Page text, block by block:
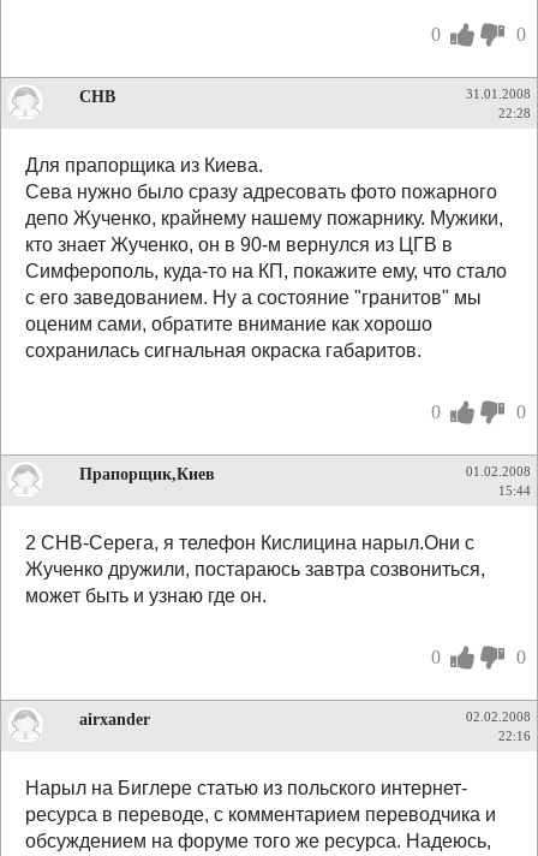
0 0
СНВ
31.01.2008
22:28
Для прапорщика из Киева.
Сева нужно было сразу адресовать фото пожарного
депо Жученко, крайнему нашему пожарнику. Мужики,
кто знает Жученко, он в 90-м вернулся из ЦГВ в
Симферополь, куда-то на КП, покажите ему, что стало
с его заведованием. Ну а состояние "гранитов" мы
оценим сами, обратите внимание как хорошо
сохранилась сигнальная окраска габаритов.
0 0
Прапорщик,Киев
01.02.2008
15:44
2 СНВ-Серега, я телефон Кислицина нарыл.Они с
Жученко дружили, постараюсь завтра созвониться,
может быть и узнаю где он.
0 0
airxander
02.02.2008
22:16
Нарыл на Биглере статью из польского интернет-
ресурса в переводе, с комментарием переводчика и
обсуждением на форуме того же ресурса. Надеюсь,